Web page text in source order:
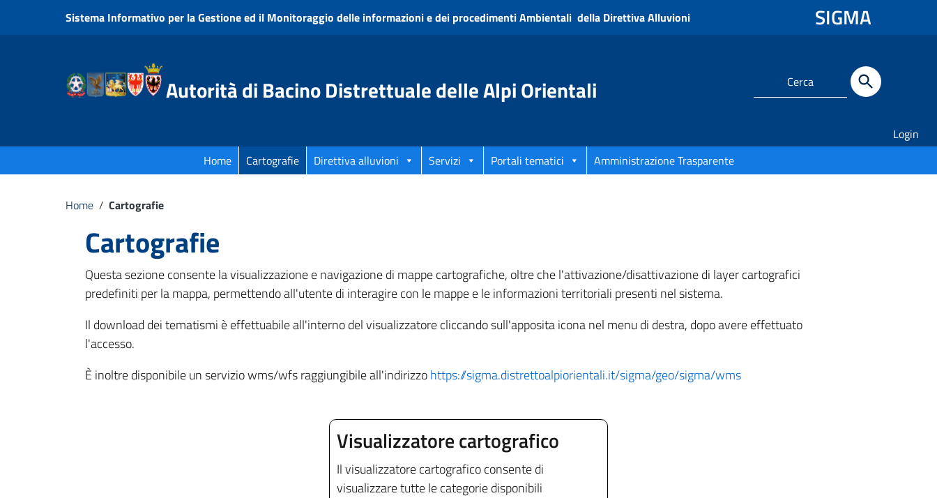
Vai ai contenuti
Vai al menu di navigazione
Sistema Informativo per la Gestione ed il Monitoraggio delle informazioni e dei procedimenti Ambientali della Direttiva Alluvioni SIGMA
Autorità di Bacino Distrettuale delle Alpi Orientali
Login
Home
Cartografie Direttiva alluvioni Servizi Portali tematici Amministrazione Trasparente
Home / Cartografie
Cartografie
Questa sezione consente la visualizzazione e navigazione di mappe cartografiche, oltre che l'attivazione/disattivazione di layer cartografici
predefiniti per la mappa, permettendo all'utente di interagire con le mappe e le informazioni territoriali presenti nel sistema.
Il download dei tematismi è effettuabile all'interno del visualizzatore cliccando sull'apposita icona nel menu di destra, dopo avere effettuato
l'accesso.
È inoltre disponibile un servizio wms/wfs raggiungibile all'indirizzohttps://sigma.distrettoalpiorientali.it/sigma/geo/sigma/wms
Visualizzatore cartografico
Il visualizzatore cartografico consente di
visualizzare tutte le categorie disponibili